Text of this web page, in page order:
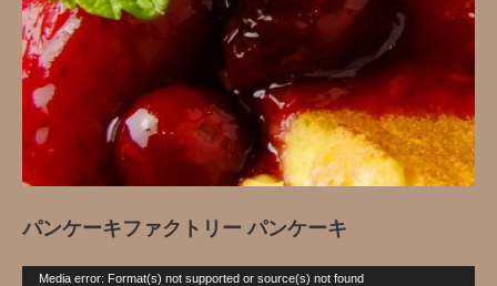
パンケーキファクトリー パンケーキ
Media error: Format(s) not supported or source(s) not found